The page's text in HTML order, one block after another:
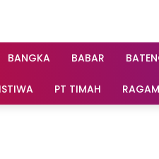
BANGKA BABAR
PT TIMAH RAGAM